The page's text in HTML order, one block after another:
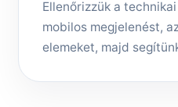
Ellenőrizzük a
mobilos megjelenést,
elemeket, majd